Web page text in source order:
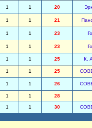
1 1 20
1 1 21
1 1 23
1 1 23
1 1 25 К.
1 1 25
1 1 26
1 1 28
1 1 30